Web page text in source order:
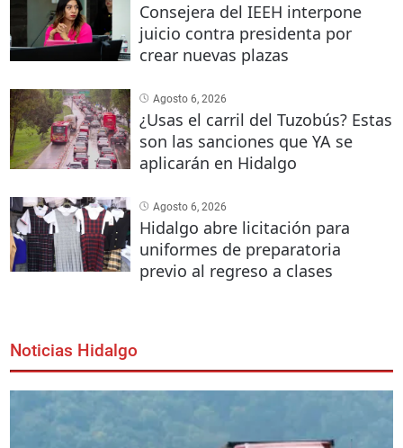
Consejera del IEEH interpone
juicio contra presidenta por
crear nuevas plazas
Agosto 6, 2026
¿Usas el carril del Tuzobús? Estas
son las sanciones que YA se
aplicarán en Hidalgo
Agosto 6, 2026
Hidalgo abre licitación para
uniformes de preparatoria
previo al regreso a clases
Noticias Hidalgo